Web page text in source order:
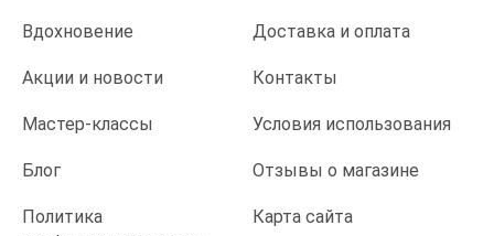
Вдохновение Доставка и оплата
Акции и новости Контакты
Мастер-классы Условия использования
Блог Отзывы о магазине
Политика
Карта сайта